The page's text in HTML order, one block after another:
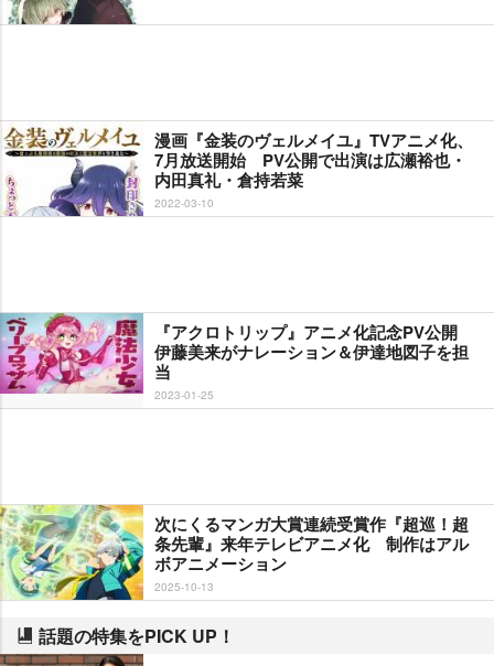
漫画『金装のヴェルメイユ』TVアニメ化、
7月放送開始 PV公開で出演は広瀬裕也・
内田真礼・倉持若菜
2022-03-10
『アクロトリップ』アニメ化記念PV公開
伊藤美来がナレーション＆伊達地図子を担
当
2023-01-25
次にくるマンガ大賞連続受賞作『超巡！超
条先輩』来年テレビアニメ化 制作はアル
ボアニメーション
2025-10-13
話題の特集をPICK UP！